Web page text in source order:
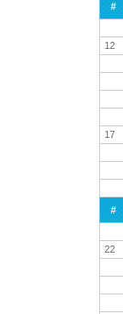
#
12
17
#
22